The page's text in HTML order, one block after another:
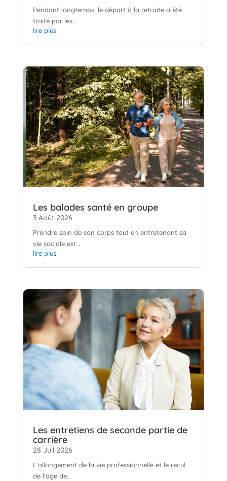
Pendant longtemps, le départ à la retraite a été
traité par les...
lire plus
Les balades santé en groupe
3 Août 2026
Prendre soin de son corps tout en entretenant sa
vie sociale est...
lire plus
Les entretiens de seconde partie de
carrière
28 Juil 2026
L'allongement de la vie professionnelle et le recul
de l'âge de...